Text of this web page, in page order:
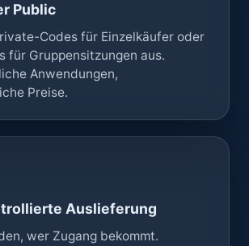
Public
Codes für Einzelkäufer oder
für Gruppensitzungen aus.
Anwendungen,
Preise.
Auslieferung
wer Zugang bekommt.